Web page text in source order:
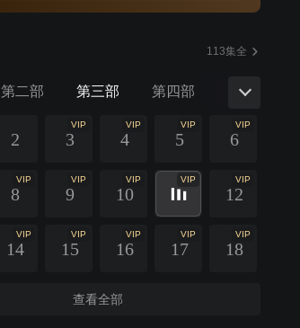
113集全
第二部 第三部 第四部 第五部
2
VIP
3
VIP
4
VIP
5
VIP
6
VIP
8
VIP
9
VIP
10
VIP VIP
12
VIP
14
VIP
15
VIP
16
VIP
17
VIP
18
查看全部